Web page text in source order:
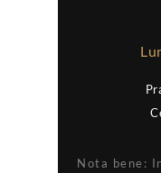
Nota bene: